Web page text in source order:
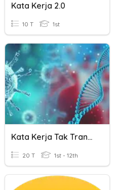
Kata Kerja 2.0
10 T 1st
Kata Kerja Tak Transitif
20 T 1st - 12th